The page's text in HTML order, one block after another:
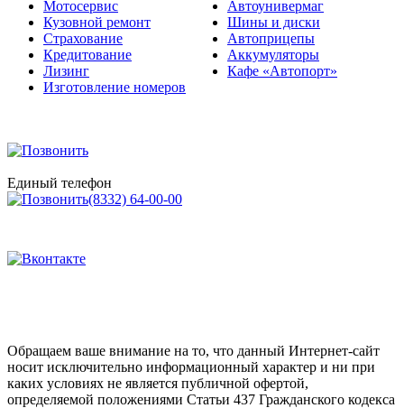
Мотосервис
Кузовной ремонт
Страхование
Кредитование
Лизинг
Изготовление номеров
Автоунивермаг
Шины и диски
Автоприцепы
Аккумуляторы
Кафе «Автопорт»
Единый телефон
(8332) 64-00-00
Обращаем ваше внимание на то, что данный Интернет-сайт
носит исключительно информационный характер и ни при
каких условиях не является публичной офертой,
определяемой положениями Статьи 437 Гражданского кодекса